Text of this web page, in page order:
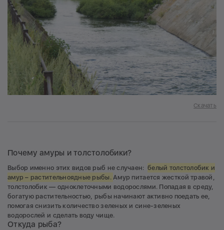
Скачать
Почему амуры и толстолобики?
Выбор именно этих видов рыб не случаен:белый толстолобик и
амур – растительноядные рыбы.Амур питается жесткой травой,
толстолобик — одноклеточными водорослями. Попадая в среду,
богатую растительностью, рыбы начинают активно поедать ее,
помогая снизить количество зеленых и сине-зеленых
водорослей и сделать воду чище.
Откуда рыба?